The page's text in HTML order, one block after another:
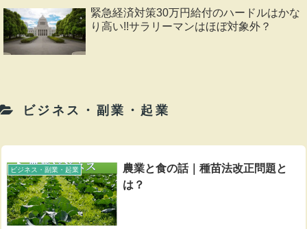
緊急経済対策30万円給付のハードルはかな
り高い!!サラリーマンはほぼ対象外？
ビジネス・副業・起業
ビジネス・副業・起業
農業と食の話｜種苗法改正問題と
は？